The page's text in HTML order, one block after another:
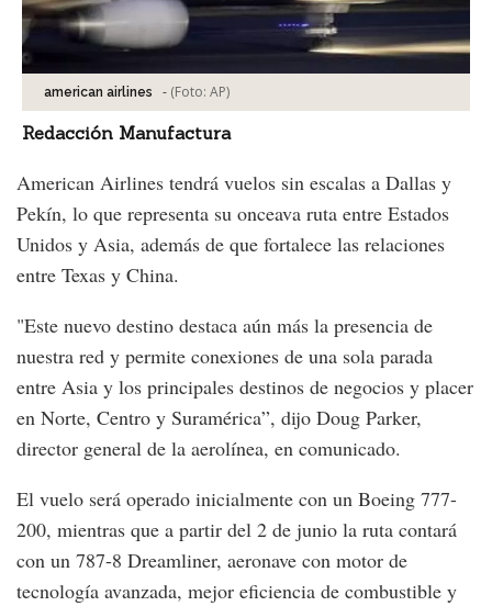
american airlines - (Foto: AP)
Redacción Manufactura
American Airlines tendrá vuelos sin escalas a Dallas y
Pekín, lo que representa su onceava ruta entre Estados
Unidos y Asia, además de que fortalece las relaciones
entre Texas y China.
"Este nuevo destino destaca aún más la presencia de
nuestra red y permite conexiones de una sola parada
entre Asia y los principales destinos de negocios y placer
en Norte, Centro y Suramérica”, dijo Doug Parker,
director general de la aerolínea, en comunicado.
El vuelo será operado inicialmente con un Boeing 777-
200, mientras que a partir del 2 de junio la ruta contará
con un 787-8 Dreamliner, aeronave con motor de
tecnología avanzada, mejor eficiencia de combustible y